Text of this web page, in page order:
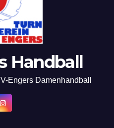
Handball
Engers Damenhandball